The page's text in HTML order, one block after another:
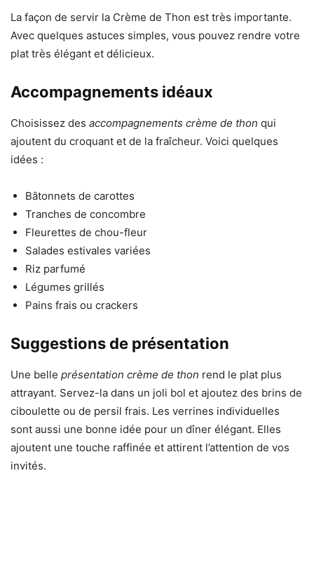
La façon de servir la Crème de Thon est très importante.
Avec quelques astuces simples, vous pouvez rendre votre
plat très élégant et délicieux.
Accompagnements idéaux
Choisissez des accompagnements crème de thon qui
ajoutent du croquant et de la fraîcheur. Voici quelques
idées :
Bâtonnets de carottes
Tranches de concombre
Fleurettes de chou-fleur
Salades estivales variées
Riz parfumé
Légumes grillés
Pains frais ou crackers
Suggestions de présentation
Une belle présentation crème de thon rend le plat plus
attrayant. Servez-la dans un joli bol et ajoutez des brins de
ciboulette ou de persil frais. Les verrines individuelles
sont aussi une bonne idée pour un dîner élégant. Elles
ajoutent une touche raffinée et attirent l’attention de vos
invités.